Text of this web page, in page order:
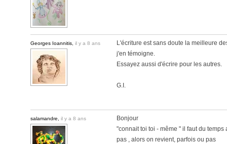
Georges Ioannitis, il y a 8 ans
L'écriture est sans doute la meilleure
j'en témoigne.
Essayez aussi d'écrire pour les autres.
G.I.
salamandre, il y a 8 ans
Bonjour
"connait toi toi - même " il faut du
pas , alors on revient, parfois ou pas